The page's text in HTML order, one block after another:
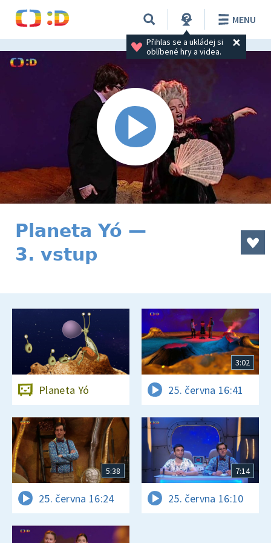
Přihlas se a ukládej si
oblíbené hry a videa.
MENU
Planeta Yó —
3. vstup
Planeta Yó
3:02
25. června 16:41
5:38
25. června 16:24
7:14
25. června 16:10